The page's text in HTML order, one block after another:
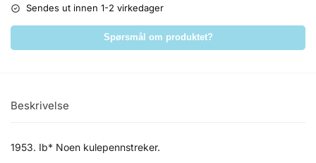
Sendes ut innen 1-2 virkedager
Spørsmål om produktet?
Beskrivelse
1953. Ib* Noen kulepennstreker.